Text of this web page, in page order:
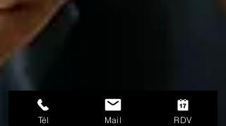
Tél Mail RDV